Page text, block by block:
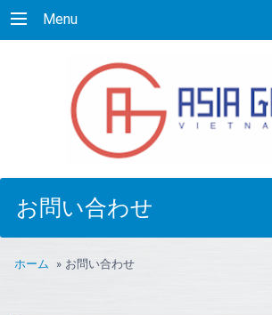
Menu
お問い合わせ
ホーム » お問い合わせ